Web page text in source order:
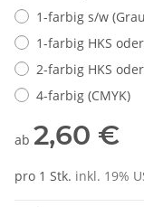
1-farbig s/w
1-farbig HKS
2-farbig HKS
4-farbig (CMYK)
ab 2,60 €
pro 1 Stk. inkl. 19%